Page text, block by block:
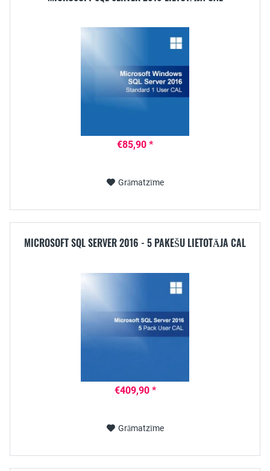
€85,90 *
Grāmatzīme
MICROSOFT SQL SERVER 2016 - 5 PAKEŠU LIETOTĀJA CAL
€409,90 *
Grāmatzīme